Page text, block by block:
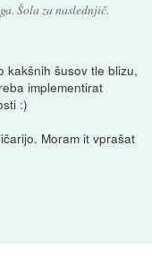
Šola za naslednjič.
kakšnih šusov tle blizu,
implementirat
:)
Moram it vprašat